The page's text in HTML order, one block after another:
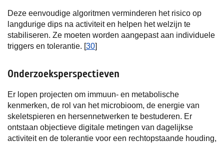
Deze eenvoudige algoritmen verminderen het risico op
langdurige dips na activiteit en helpen het welzijn te
stabiliseren. Ze moeten worden aangepast aan individuele
triggers en tolerantie. [30]
Onderzoeksperspectieven
Er lopen projecten om immuun- en metabolische
kenmerken, de rol van het microbioom, de energie van
skeletspieren en hersennetwerken te bestuderen. Er
ontstaan objectieve digitale metingen van dagelijkse
activiteit en de tolerantie voor een rechtopstaande houding,